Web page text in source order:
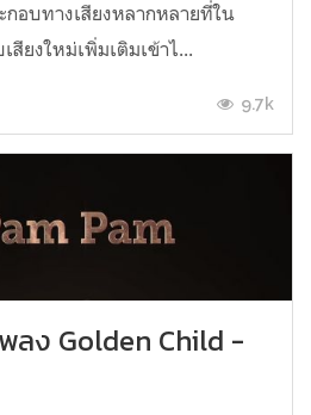
อบทางเสียงหลากหลายที่ใน
ยงใหม่เพิ่มเติมเข้าไ...
9.7k
ลง Golden Child -